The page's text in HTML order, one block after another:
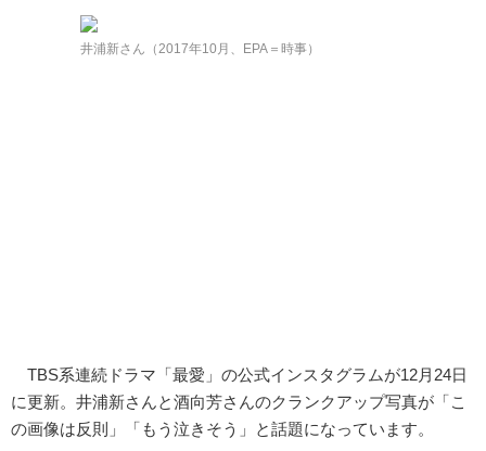
井浦新さん（2017年10月、EPA＝時事）
TBS系連続ドラマ「最愛」の公式インスタグラムが12月24日
に更新。井浦新さんと酒向芳さんのクランクアップ写真が「こ
の画像は反則」「もう泣きそう」と話題になっています。